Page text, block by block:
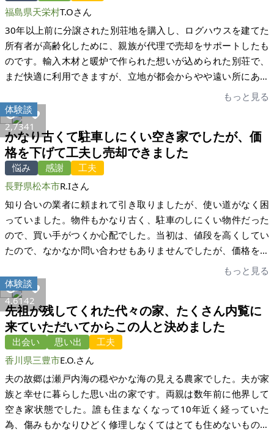
は私たち自身でしてきたつもりです。何年も売れないことに悩
んでいたところ、私の友人が何年も空き家になっている親の自
宅を売却するために「家いちば」を利用したということを聞
き、すぐに登録しました。 登録後、1年はどなたからも連絡は
なく、もう一度、相場感を調べて見直し、売却価格を値下げし
ました。すると何日間も経たないうちに問い合わせがありまし
た。初めに内覧の問い合わせがあった方は、ほぼこの物件にぴ
ったりの方だと思いました。以前友人に聞いていた話では、誰
に売るかは売主が決められるということだったので、ほぼ決ま
りでした。そして最初に内覧された方に買主となっていただい
たのですが、商談では買主の方の事情やこれからのライフプラ
ンをある程度伺い、改めてこの方で大丈夫そうという感じを抱
きました。家財などある程度は整理しておりましたが、片付い
ていない部分もありました。使えるものが多く、なるべく処分
せずに売れれば、という思いもありました。買主の方の事情
が、こちらの意向ともマッチしていたので、途中で話が合わな
かったということはなかったです。 建物のメンテナンスはして
いましたが、ある程度古い建物でもありました。建物診断調査
を行っていなかったので、売却前に実施しました。これには私
たちの日程と、診断士の調整に1ヶ月程度かかってしまったの
で、買主の方をお待たせすることにはなってしまったかもしれ
ません。結果的に、売主買主双方が心配するような診断内容で
はなかったので安心しましたが、建物診断をあらかじめ余裕を
持っておこなっておくともっと良かったです。 この度は家いち
ばを利用させていただき、無事に買主となる方が見つかったこ
とに、改めて感謝申し上げます。商談の際には、家いちばの担
当者の方にあいだに立っていただき、私たちでは判断が難しい
いくつかのこともスムーズに決めていただきました。また、ア
福島県天栄村T.Oさん
30年以上前に分譲された別荘地を購入し、ログハウスを建てた
所有者が高齢化しために、親族が代理で売却をサポートしたも
のです。輸入木材と暖炉で作られた想いが込められた別荘で、
まだ快適に利用できますが、立地が都会からやや遠い所にあっ
たために、高齢者が行き来するのが難しくなりました。 多数の
画像をアップしたため、3万を超える閲覧がありましたが、300
のイイネを頂き、問合せは30件、そのうち10件が内覧に繋が
り、価格が合致する申し込みを1件頂きました。遠方から来られ
た方の内覧が多かったのですが、結果的には地元の方の申し込
みに対応させていただきました。いつまでに売却しいくらまで
値下げするか、の判断が重要かと感じました。 わざわざ時間を
取り内覧に来られる方のフィードバックを参考にして、売り
時、売値を見極める事が重要です。また、閲覧を上げるための
情報で過剰な期待を提供しない事も重要かと。 遠隔地の別荘地
ということから、売主と買主が繰り返し直接に会うことが難し
っていただいたことが、最終的な成約につながりました。大変
にお世話になりました。
もっと見る
2,7341
体験談
かなり古くて駐車しにくい空き家でしたが、価
格を下げて工夫し売却できました
悩み 感謝
工夫
長野県松本市R.Iさん
知り合いの業者に頼まれて引き取りましたが、使い道がなく困
っていました。物件もかなり古く、駐車のしにくい物件だった
ので、買い手がつくか心配でした。当初は、値段を高くしてい
たので、なかなか問い合わせもありませんでしたが、価格を下
げたことにより問い合わせをいただき成約につながりました。
買い手にとって手が届きやすい価格で掲載することが早急な成
約につながると思いました。 ご担当いただいた宅建士の担当の
方に、とてもわかりやすくスムーズに進めていただきました。
再建築可の有無等難しい物件で手間もかかったかと思います。
心から感謝しております。
もっと見る
4,6142
体験談
先祖が残してくれた代々の家、たくさん内覧に
来ていただいてからこの人と決めました
出会い 思い出
工夫
香川県三豊市E.O.さん
夫の故郷は瀬戸内海の穏やかな海の見える農家でした。夫が家
族と幸せに暮らした思い出の家です。両親は数年前に他界して
空き家状態でした。誰も住まなくなって10年近く経っていた
為、傷みもかなりひどく修理しなくてはとても住めないもので